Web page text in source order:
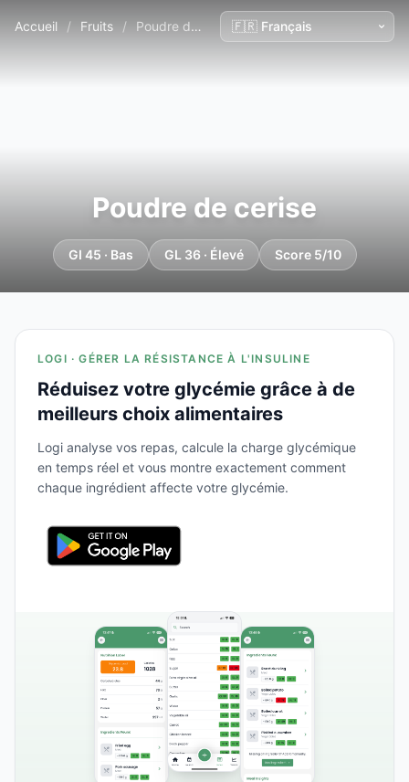
Accueil / Fruits / Poudre de cerise
Poudre de cerise
GI 45 · Bas GL 36 · Élevé Score 5/10
LOGI · GÉRER LA RÉSISTANCE À L'INSULINE
Réduisez votre glycémie grâce à de
meilleurs choix alimentaires
Logi analyse vos repas, calcule la charge glycémique
en temps réel et vous montre exactement comment
chaque ingrédient affecte votre glycémie.